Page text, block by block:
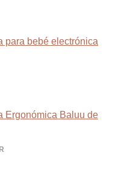
para bebé electrónica
Ergonómica Baluu de